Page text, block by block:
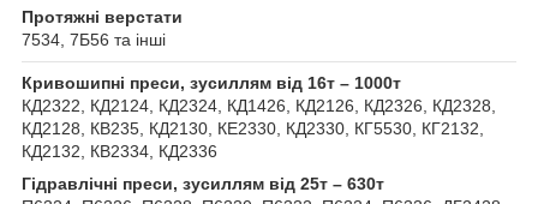
Протяжні верстати
7534, 7Б56 та інші
Кривошипні преси, зусиллям від 16т – 1000т
КД2322, КД2124, КД2324, КД1426, КД2126, КД2326, КД2328,
КД2128, КВ235, КД2130, КЕ2330, КД2330, КГ5530, КГ2132,
КД2132, КВ2334, КД2336
Гідравлічні преси, зусиллям від 25т – 630т